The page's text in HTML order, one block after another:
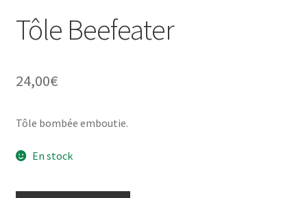
Tôle Beefeater
24,00€
Tôle bombée emboutie.
En stock